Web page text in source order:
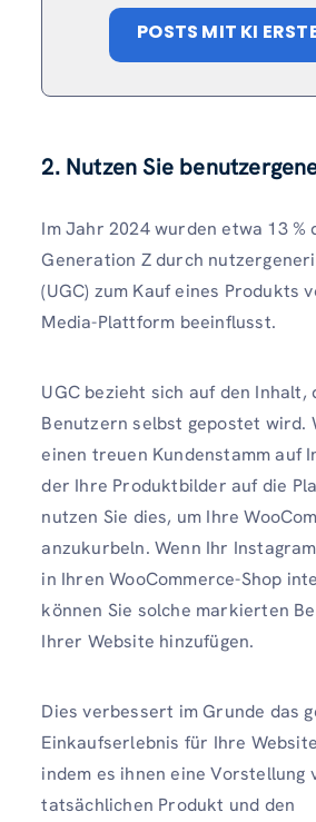
POSTS MIT KI
2. Nutzen Sie
Im Jahr 2024 wurden etwa 13 %
Generation Z durch
(UGC) zum Kauf eines Produkts
Media-Plattform beeinflusst.
UGC bezieht sich auf den Inhalt,
Benutzern selbst gepostet wird.
einen treuen Kundenstamm auf
der Ihre Produktbilder auf die
nutzen Sie dies, um Ihre
anzukurbeln. Wenn Ihr
in Ihren WooCommerce-Shop
können Sie solche markierten
Ihrer Website hinzufügen.
Dies verbessert im Grunde das
Einkaufserlebnis für Ihre
indem es ihnen eine Vorstellung
tatsächlichen Produkt und den